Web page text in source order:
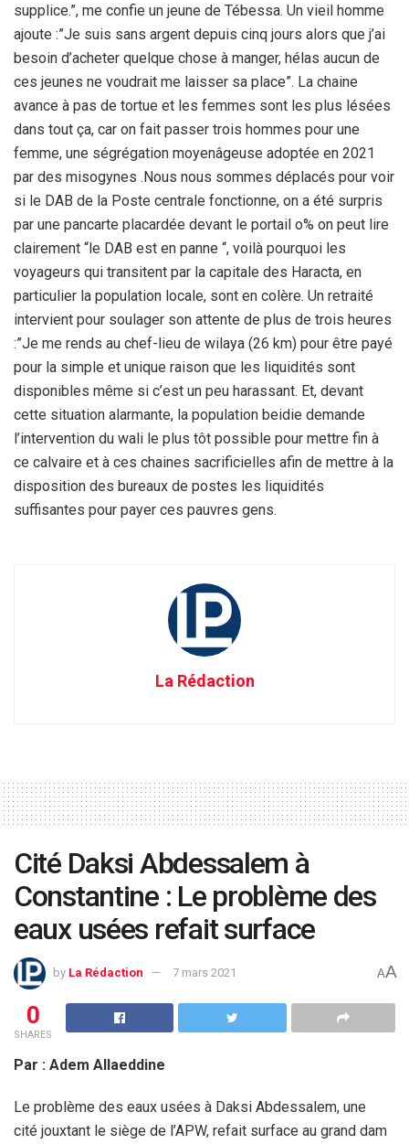
supplice.”, me confie un jeune de Tébessa. Un vieil homme
ajoute :”Je suis sans argent depuis cinq jours alors que j’ai
besoin d’acheter quelque chose à manger, hélas aucun de
ces jeunes ne voudrait me laisser sa place”. La chaine
avance à pas de tortue et les femmes sont les plus lésées
dans tout ça, car on fait passer trois hommes pour une
femme, une ségrégation moyenâgeuse adoptée en 2021
par des misogynes .Nous nous sommes déplacés pour voir
si le DAB de la Poste centrale fonctionne, on a été surpris
par une pancarte placardée devant le portail o% on peut lire
clairement “le DAB est en panne “, voilà pourquoi les
voyageurs qui transitent par la capitale des Haracta, en
particulier la population locale, sont en colère. Un retraité
intervient pour soulager son attente de plus de trois heures
:”Je me rends au chef-lieu de wilaya (26 km) pour être payé
pour la simple et unique raison que les liquidités sont
disponibles même si c’est un peu harassant. Et, devant
cette situation alarmante, la population beidie demande
l’intervention du wali le plus tôt possible pour mettre fin à
ce calvaire et à ces chaines sacrificielles afin de mettre à la
disposition des bureaux de postes les liquidités
suffisantes pour payer ces pauvres gens.
La Rédaction
Cité Daksi Abdessalem à
Constantine : Le problème des
eaux usées refait surface
by La Rédaction 7 mars 2021 AA
0
SHARES
Par : Adem Allaeddine
Le problème des eaux usées à Daksi Abdessalem, une
cité jouxtant le siège de l’APW, refait surface au grand dam